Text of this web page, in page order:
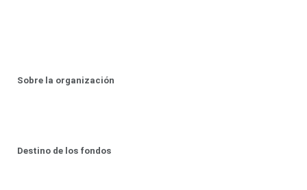
Sobre la organización
Destino de los fondos